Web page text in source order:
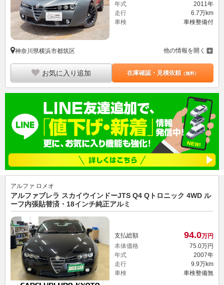
年式
2011年
走行
6.7万km
車検
車検整備付
神奈川県横浜市都筑区 他の情報を開く
お気に入り追加 在庫確認・見積依頼（無料）
アルファ ロメオ
アルファブレラ スカイウインドーJTS Q4 Qトロニック 4WD ル
ーフ内張貼替済・18インチ純正アルミ
支払総額 94.0万円
本体価格
75. 0万円
年式
2007年
走行
9.9万km
車検
車検整備無